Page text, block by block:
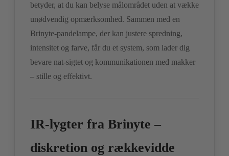
betyder, at du kan belyse målområdet uden at vække
unødvendig opmærksomhed. Sammen med en
Brinyte-pandelampe, der kan justere spredning,
intensitet og farve, får du et system, som lader dig
bevare nat-sigtet og kommunikationen med makker
– stille og effektivt.
IR-lygter fra Brinyte –
diskretion og rækkevidde